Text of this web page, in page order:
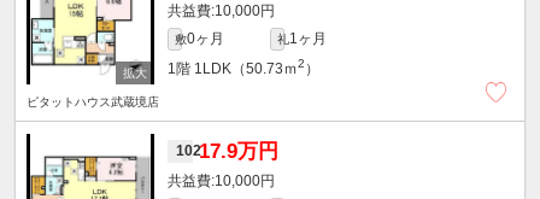
10,000円
敷0ヶ月 礼1ヶ月
1階 1LDK（50.73ｍ2 ）
ピタットハウス武蔵境店
10217.9万円
10,000円